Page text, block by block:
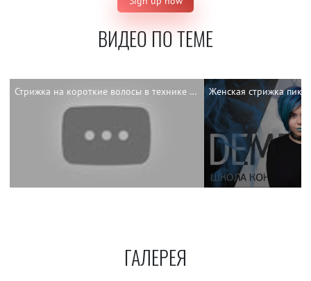
ВИДЕО ПО ТЕМЕ
Стрижка на короткие волосы в технике DEMETRIUS
ГАЛЕРЕЯ